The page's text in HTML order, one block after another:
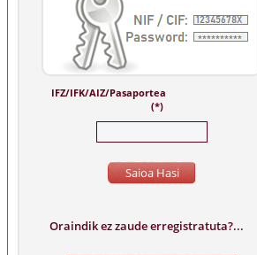
IFZ/IFK/AIZ/Pasaportea
(*)
Oraindik ez zaude erregistratuta?...